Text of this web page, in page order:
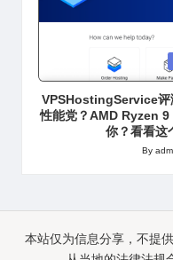
in
VPSHostingService评
性能党？AMD Ryzen 9
你？看看这
Posted
By
本站仅为信息分享，不提